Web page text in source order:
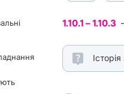
1.10.1 – 1.10.3